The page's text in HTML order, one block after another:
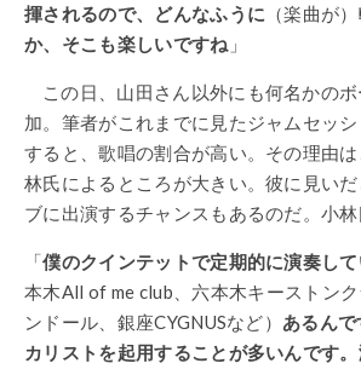
揮されるので、どんなふうに （楽曲が）
か、そこも楽しいですね 」
この日、山田さん以外にも何名かの
加。筆者がこれまでに見たジャムセッ
すると、歌唱の割合が高い。その理由
林氏によるところが大きい。彼に見い
ブに出演するチャンスもあるのだ。小林
「僕のクインテットで定期的に演奏し
本木All of me club、六本木キーストン
ンドール、銀座CYGNUSなど） あるん
カリストを起用することが多いんです